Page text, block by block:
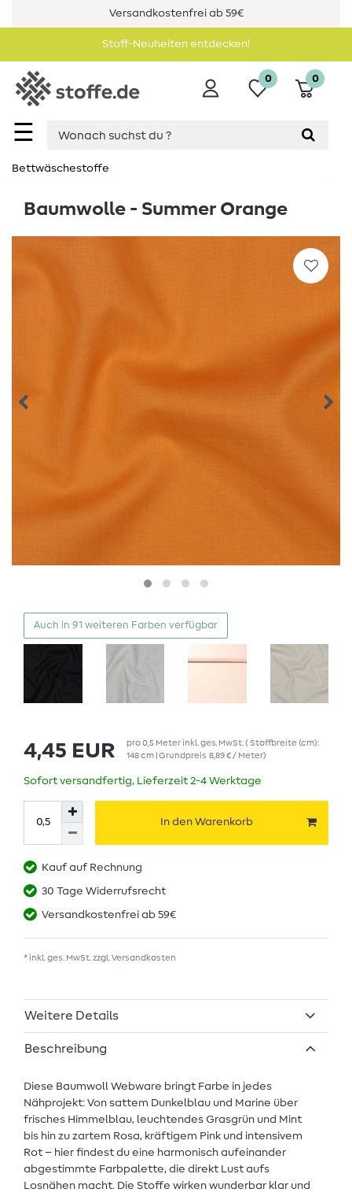
Versandkostenfrei ab 59€
Stoff-Neuheiten entdecken!
☰
0 0
Bettwäschestoffe
Baumwolle - Summer Orange
Auch in 91 weiteren Farben verfügbar
4,45 EUR pro0,5 Meterinkl. ges. MwSt. ( Stoffbreite (cm):
148 cm | Grundpreis 8,89 € / Meter)
Sofort versandfertig, Lieferzeit 2-4 Werktage
In den Warenkorb
Kauf auf Rechnung
30 Tage Widerrufsrecht
Versandkostenfrei ab 59€
* inkl. ges. MwSt. zzgl. Versandkosten
Weitere Details
Beschreibung
Diese Baumwoll Webware bringt Farbe in jedes
Nähprojekt: Von sattem Dunkelblau und Marine über
frisches Himmelblau, leuchtendes Grasgrün und Mint
bis hin zu zartem Rosa, kräftigem Pink und intensivem
Rot – hier findest du eine harmonisch aufeinander
abgestimmte Farbpalette, die direkt Lust aufs
Losnähen macht. Die Stoffe wirken wunderbar klar und